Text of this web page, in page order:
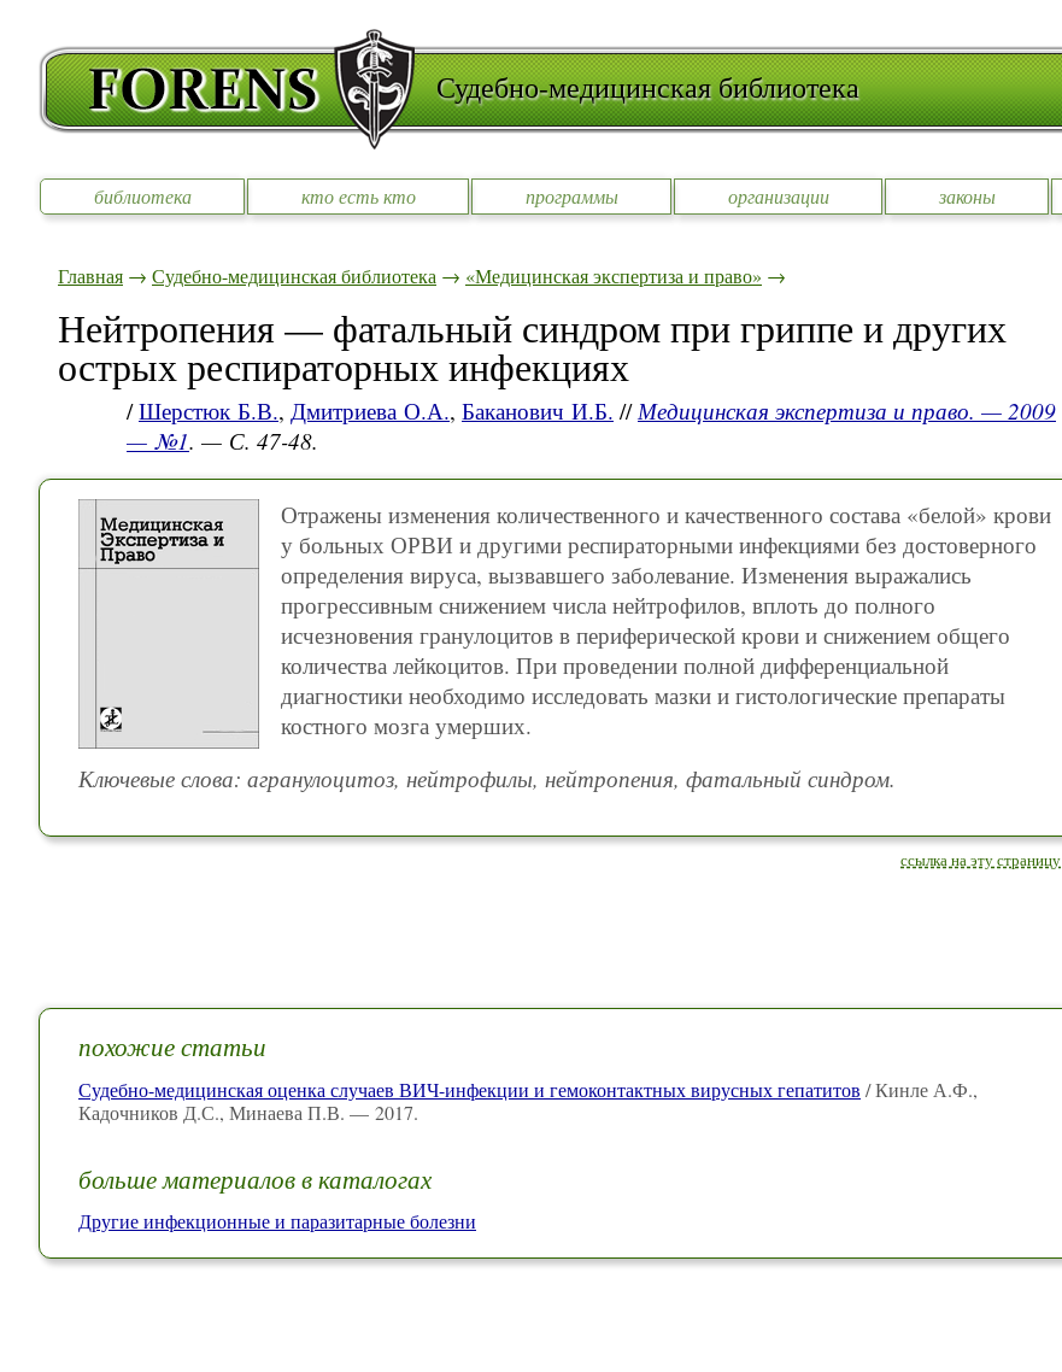
Судебно-медицинская библиотека
библиотека кто есть кто программы организации законы
Главная → Судебно-медицинская библиотека → «Медицинская экспертиза и право» →
Нейтропения — фатальный синдром при гриппе и других
острых респираторных инфекциях
/Шерстюк Б.В., Дмитриева О.А., Баканович И.Б. //Медицинская экспертиза и право. — 2009
— №1. — С. 47-48.
Отражены изменения количественного и качественного состава «белой» крови
у больных ОРВИ и другими респираторными инфекциями без достоверного
определения вируса, вызвавшего заболевание. Изменения выражались
прогрессивным снижением числа нейтрофилов, вплоть до полного
исчезновения гранулоцитов в периферической крови и снижением общего
количества лейкоцитов. При проведении полной дифференциальной
диагностики необходимо исследовать мазки и гистологические препараты
костного мозга умерших.
Ключевые слова: агранулоцитоз, нейтрофилы, нейтропения, фатальный синдром.
ссылка на эту страницу
похожие статьи
Судебно-медицинская оценка случаев ВИЧ-инфекции и гемоконтактных вирусных гепатитов / Кинле А.Ф.,
Кадочников Д.С., Минаева П.В. — 2017.
больше материалов в каталогах
Другие инфекционные и паразитарные болезни